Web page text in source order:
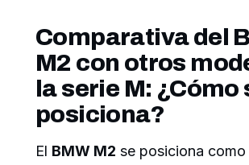
Comparativa del
M2 con otros
la serie M: ¿Cómo
posiciona?
El BMW M2 se posiciona